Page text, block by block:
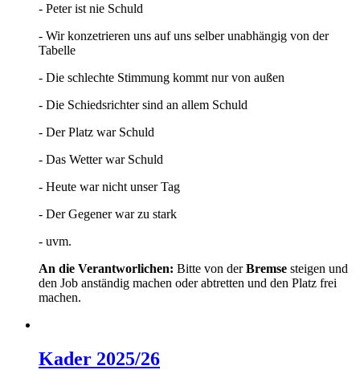
- Peter ist nie Schuld
- Wir konzetrieren uns auf uns selber unabhängig von der
Tabelle
- Die schlechte Stimmung kommt nur von außen
- Die Schiedsrichter sind an allem Schuld
- Der Platz war Schuld
- Das Wetter war Schuld
- Heute war nicht unser Tag
- Der Gegener war zu stark
- uvm.
An die Verantworlichen: Bitte von derBremse steigen und
den Job anständig machen oder abtretten und den Platz frei
machen.
Kader 2025/26